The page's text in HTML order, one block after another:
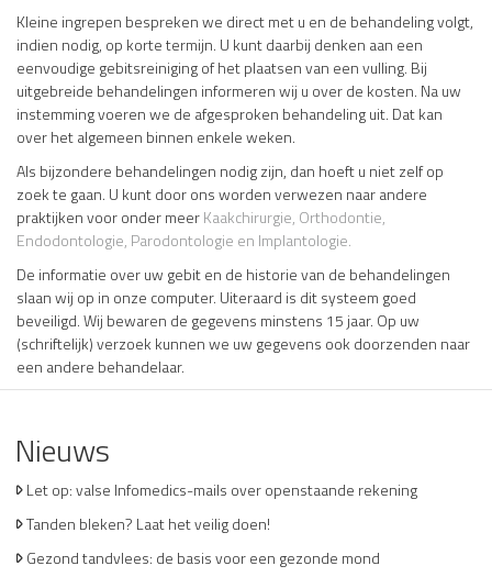
Kleine ingrepen bespreken we direct met u en de behandeling volgt,
indien nodig, op korte termijn. U kunt daarbij denken aan een
eenvoudige gebitsreiniging of het plaatsen van een vulling. Bij
uitgebreide behandelingen informeren wij u over de kosten. Na uw
instemming voeren we de afgesproken behandeling uit. Dat kan
over het algemeen binnen enkele weken.
Als bijzondere behandelingen nodig zijn, dan hoeft u niet zelf op
zoek te gaan. U kunt door ons worden verwezen naar andere
praktijken voor onder meerKaakchirurgie, Orthodontie,
Endodontologie, Parodontologie en Implantologie.
De informatie over uw gebit en de historie van de behandelingen
slaan wij op in onze computer. Uiteraard is dit systeem goed
beveiligd. Wij bewaren de gegevens minstens 15 jaar. Op uw
(schriftelijk) verzoek kunnen we uw gegevens ook doorzenden naar
een andere behandelaar.
Nieuws
Let op: valse Infomedics-mails over openstaande rekening
Tanden bleken? Laat het veilig doen!
Gezond tandvlees: de basis voor een gezonde mond